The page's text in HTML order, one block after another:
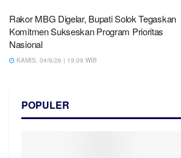
Rakor MBG Digelar, Bupati Solok Tegaskan
Komitmen Sukseskan Program Prioritas
Nasional
KAMIS, 04/6/26 | 19:09 WIB
POPULER